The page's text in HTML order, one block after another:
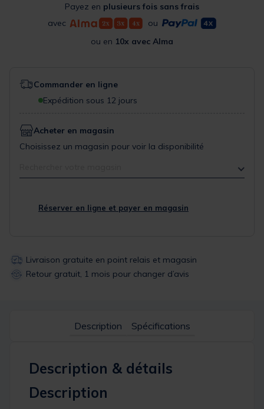
Payez en plusieurs fois sans frais
avec
ou
ou en 10x avec Alma
Commander en ligne
Expédition sous 12 jours
Acheter en magasin
Choisissez un magasin pour voir la disponibilité
Réserver en ligne et payer en magasin
Livraison gratuite en point relais et magasin
Retour gratuit, 1 mois pour changer d’avis
Description Spécifications
Description & détails
Description